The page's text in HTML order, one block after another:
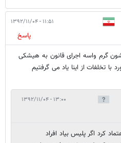
۱۱:۵۱ - ۱۳۹۲/۱۱/۰۴
پاسخ
گرم واسه اجرای قانون به هیشکی
تخلفات از اینا یاد می گرفتیم
۱۳:۰۰ - ۱۳۹۲/۱۱/۰۴
کرد اگر پلیس بیاد افراد